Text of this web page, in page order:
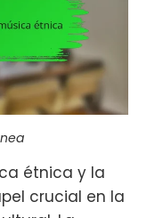
étnica y la
crucial en la